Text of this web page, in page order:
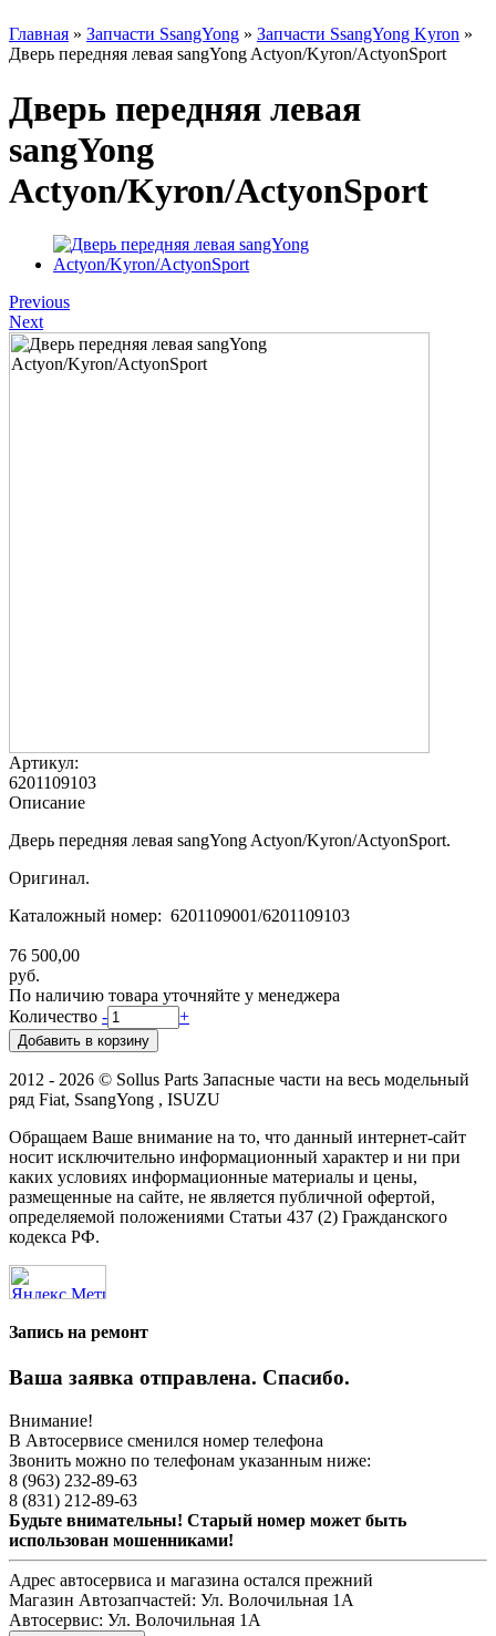
Главная » Запчасти SsangYong » Запчасти SsangYong Kyron »
Дверь передняя левая sangYong Actyon/Kyron/ActyonSport
Дверь передняя левая
sangYong
Actyon/Kyron/ActyonSport
Previous
Next
Артикул:
6201109103
Описание
Дверь передняя левая sangYong Actyon/Kyron/ActyonSport.
Оригинал.
Каталожный номер: 6201109001/6201109103
76 500,00
руб.
По наличию товара уточняйте у менеджера
Количество - +
2012 - 2026 © Sollus Parts Запасные части на весь модельный
ряд Fiat, SsangYong , ISUZU
Обращаем Ваше внимание на то, что данный интернет-сайт
носит исключительно информационный характер и ни при
каких условиях информационные материалы и цены,
размещенные на сайте, не является публичной офертой,
определяемой положениями Статьи 437 (2) Гражданского
кодекса РФ.
Запись на ремонт
Ваша заявка отправлена. Спасибо.
Внимание!
В Автосервисе сменился номер телефона
Звонить можно по телефонам указанным ниже:
8 (963) 232-89-63
8 (831) 212-89-63
Будьте внимательны! Старый номер может быть
использован мошенниками!
Адрес автосервиса и магазина остался прежний
Магазин Автозапчастей: Ул. Волочильная 1А
Автосервис: Ул. Волочильная 1А